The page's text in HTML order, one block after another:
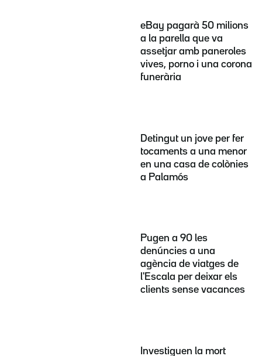
eBay pagarà 50 milions
a la parella que va
assetjar amb paneroles
vives, porno i una corona
funerària
Detingut un jove per fer
tocaments a una menor
en una casa de colònies
a Palamós
Pugen a 90 les
denúncies a una
agència de viatges de
l'Escala per deixar els
clients sense vacances
Investiguen la mort